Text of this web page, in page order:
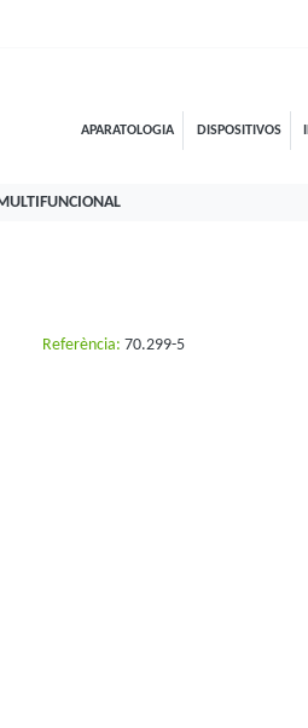
APARATOLOGIA DISPOSITIVOS
Referència: 70.299-5